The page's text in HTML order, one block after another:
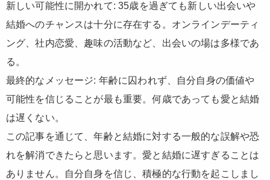
新しい可能性に開かれて: 35歳を過ぎても新しい出会いや
結婚へのチャンスは十分に存在する。オンラインデーティ
ング、社内恋愛、趣味の活動など、出会いの場は多様であ
る。
最終的なメッセージ: 年齢に囚われず、自分自身の価値や
可能性を信じることが最も重要。何歳であっても愛と結婚
は遅くない。
この記事を通じて、年齢と結婚に対する一般的な誤解や恐
れを解消できたらと思います。愛と結婚に遅すぎることは
ありません。自分自身を信じ、積極的な行動を起こしまし